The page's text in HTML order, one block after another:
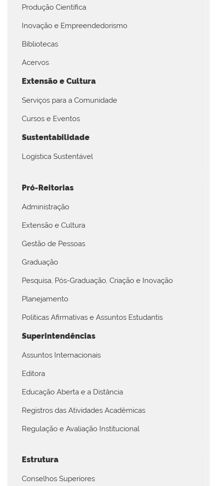
Produção Científica
Inovação e Empreendedorismo
Bibliotecas
Acervos
Extensão e Cultura
Serviços para a Comunidade
Cursos e Eventos
Sustentabilidade
Logística Sustentável
Pró-Reitorias
Administração
Extensão e Cultura
Gestão de Pessoas
Graduação
Pesquisa, Pós-Graduação, Criação e Inovação
Planejamento
Políticas Afirmativas e Assuntos Estudantis
Superintendências
Assuntos Internacionais
Editora
Educação Aberta e a Distância
Registros das Atividades Acadêmicas
Regulação e Avaliação Institucional
Estrutura
Conselhos Superiores